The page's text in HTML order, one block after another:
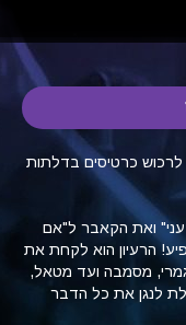
כרטיסים בדלתות
ואת הקאבר ל"אם
מופיע! הרעיון הוא לקחת את
מסמבה ועד מטאל,
לנגן את כל הדבר